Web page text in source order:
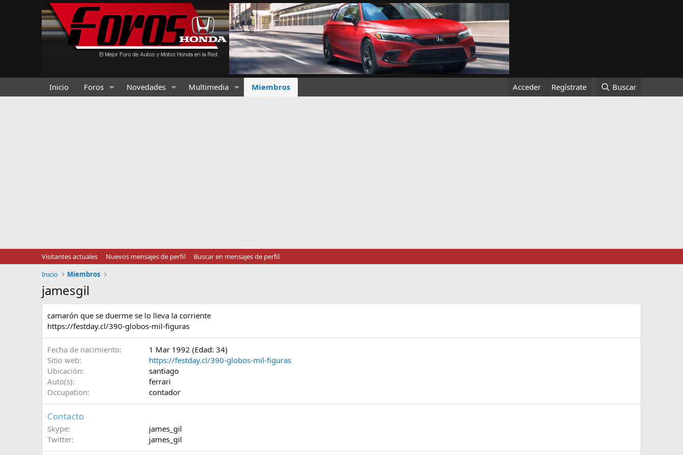
Inicio Foros Novedades Multimedia Miembros Acceder Regístrate Buscar
Visitantes actuales Nuevos mensajes de perfil
Buscar en mensajes de perfil
Inicio
Miembros
jamesgil
camarón que se duerme se lo lleva la corriente
https://festday.cl/390-globos-mil-figuras
Fecha de nacimiento
1 Mar 1992 (Edad: 34)
Sitio web
https://festday.cl/390-globos-mil-figuras
Ubicación
santiago
Auto(s)
ferrari
Occupation
contador
Contacto
Skype
james_gil
Twitter
james_gil